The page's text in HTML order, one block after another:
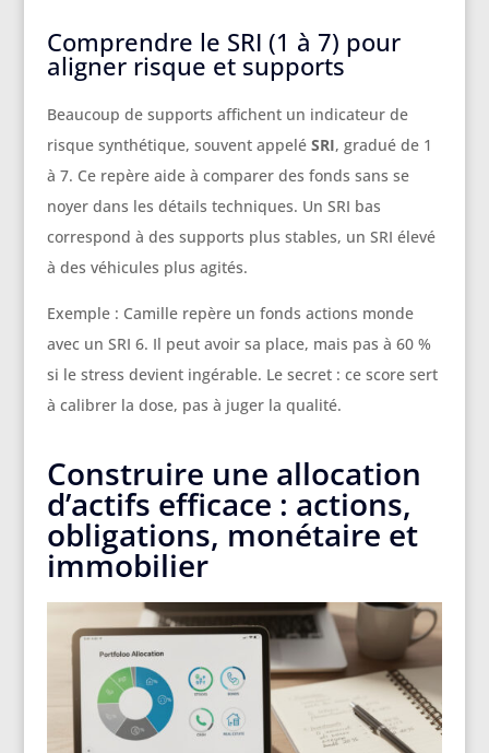
Comprendre le SRI (1 à 7) pour
aligner risque et supports
Beaucoup de supports affichent un indicateur de
risque synthétique, souvent appelé SRI, gradué de 1
à 7. Ce repère aide à comparer des fonds sans se
noyer dans les détails techniques. Un SRI bas
correspond à des supports plus stables, un SRI élevé
à des véhicules plus agités.
Exemple : Camille repère un fonds actions monde
avec un SRI 6. Il peut avoir sa place, mais pas à 60 %
si le stress devient ingérable. Le secret : ce score sert
à calibrer la dose, pas à juger la qualité.
Construire une allocation
d’actifs efficace : actions,
obligations, monétaire et
immobilier